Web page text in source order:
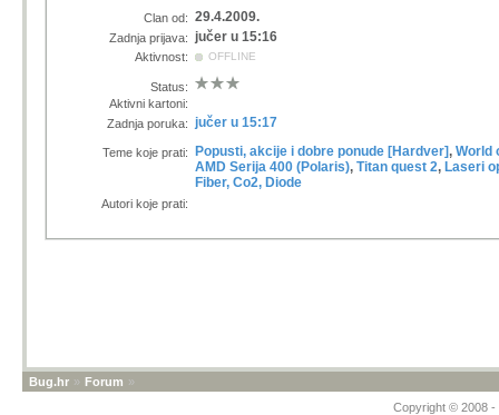
Clan od: 29.4.2009.
Zadnja prijava: jučer u 15:16
Aktivnost: OFFLINE
Status:
Aktivni kartoni:
Zadnja poruka: jučer u 15:17
Teme koje prati: Popusti, akcije i dobre ponude [Hardver], World
AMD Serija 400 (Polaris), Titan quest 2, Laseri
Fiber, Co2, Diode
Autori koje prati:
Bug.hr » Forum »
Copyright © 2008 -